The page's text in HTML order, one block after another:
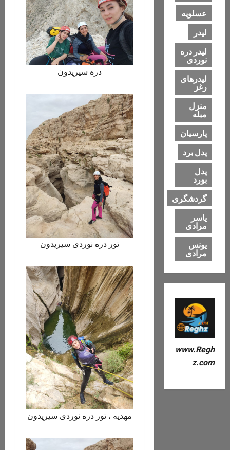
دره سیریدون
تور دره نوردی سیریدون
مهدیه ، تور دره نوردی سیریدون
عسلویه
لیدر
لیدر دره
نوردی
لیدرهای
رغز
منزل
مبله
پارسیان
پدل برد
پدل
بورد
گردشگری
یاسر
مرادی
یونس
مرادی
www.Regh
z.com